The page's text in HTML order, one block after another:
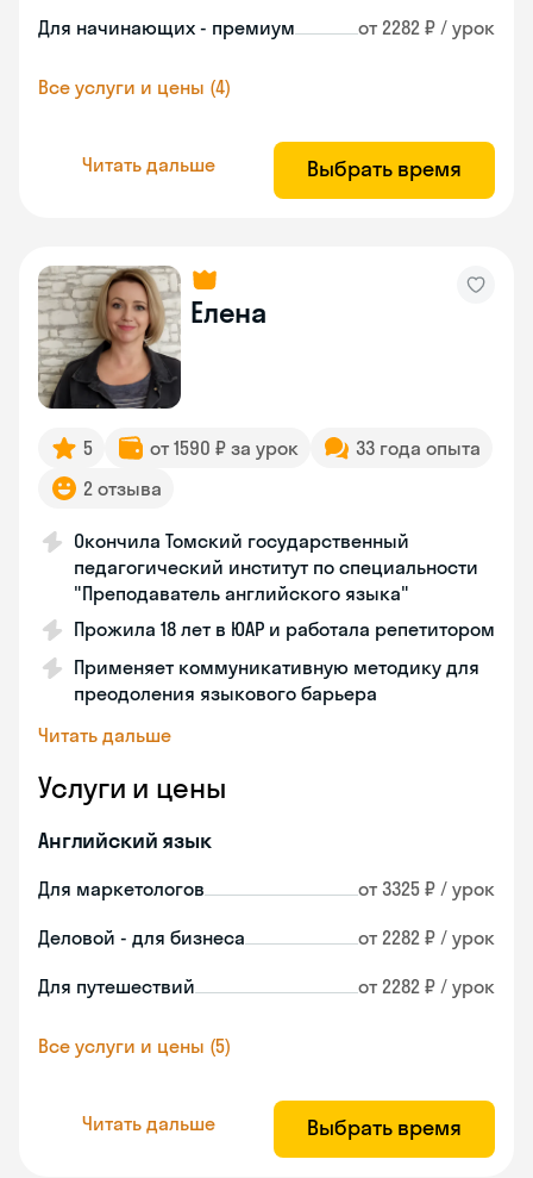
Для начинающих - премиум от 2282 ₽ / урок
Все услуги и цены (4)
Читать дальше Выбрать время
Елена
5 от 1590 ₽ за урок
33 года опыта
2 отзыва
Окончила Томский государственный
педагогический институт по специальности
"Преподаватель английского языка"
Прожила 18 лет в ЮАР и работала репетитором
Применяет коммуникативную методику для
преодоления языкового барьера
Читать дальше
Услуги и цены
Английский язык
Для маркетологов от 3325 ₽ / урок
Деловой - для бизнеса от 2282 ₽ / урок
Для путешествий от 2282 ₽ / урок
Все услуги и цены (5)
Читать дальше Выбрать время